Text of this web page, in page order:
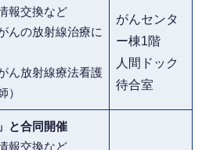
報交換など
んの放射線治療に
ん放射線療法看護
）
がんセンタ
ー棟1階
人間ドック
待合室
と合同開催
報交換など